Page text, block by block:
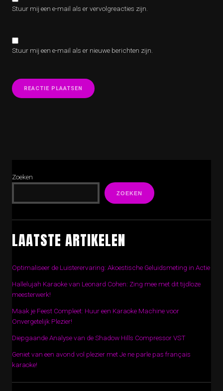
Stuur mij een e-mail als er vervolgreacties zijn.
Stuur mij een e-mail als er nieuwe berichten zijn.
Zoeken
ZOEKEN
LAATSTE ARTIKELEN
Optimaliseer de Luisterervaring: Akoestische Geluidsmeting in Actie
Hallelujah Karaoke van Leonard Cohen: Zing mee met dit tijdloze
meesterwerk!
Maak je Feest Compleet: Huur een Karaoke Machine voor
Onvergetelijk Plezier!
Diepgaande Analyse van de Shadow Hills Compressor VST
Geniet van een avond vol plezier met Je ne parle pas français
karaoke!